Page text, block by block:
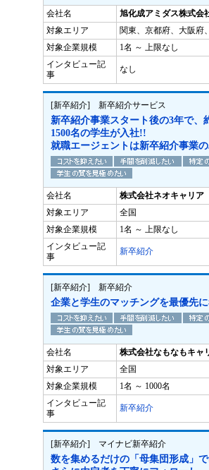
会社名
旭化成アミダス株式会
対象エリア
関東、京都府、大阪府
対象企業規模
1名 ～ 上限なし
インタビュー記
事
なし
[新卒紹介] 新卒紹介サービス
新卒紹介事業スタート後の3年で、
1500名の学生が入社!!
就職エージェントは新卒紹介事業の
会社名
株式会社ネオキャリ
対象エリア
全国
対象企業規模
1名 ～ 上限なし
インタビュー記
事
新卒紹介
[新卒紹介] 新卒紹介
企業と学生のマッチングを最優先
会社名
株式会社なもなもキャ
対象エリア
全国
対象企業規模
1名 ～ 1000名
インタビュー記
事
新卒紹介
[新卒紹介] マイナビ新卒紹介
数を集めるだけの「母集団形成」